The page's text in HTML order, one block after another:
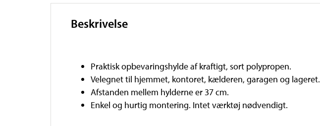
Beskrivelse
Praktisk opbevaringshylde af kraftigt, sort polypropen.
Velegnet til hjemmet, kontoret, kælderen, garagen og lageret.
Afstanden mellem hylderne er 37 cm.
Enkel og hurtig montering. Intet værktøj nødvendigt.